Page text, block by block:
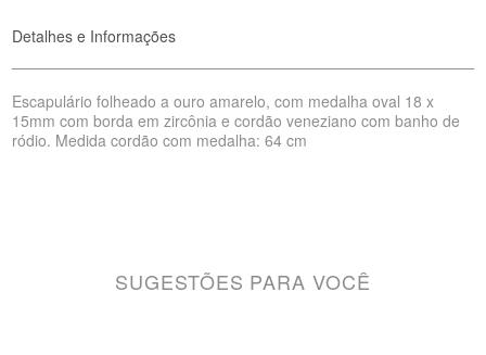
Detalhes e Informações
Escapulário folheado a ouro amarelo, com medalha oval 18 x
15mm com borda em zircônia e cordão veneziano com banho de
ródio. Medida cordão com medalha: 64 cm
SUGESTÕES PARA VOCÊ